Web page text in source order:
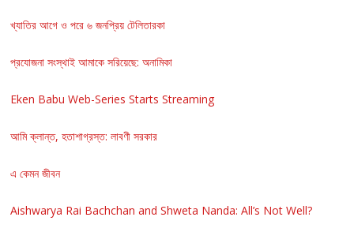
খ্যাতির আগে ও পরে ৬ জনপ্রিয় টেলিতারকা
প্রযোজনা সংস্থাই আমাকে সরিয়েছে: অনামিকা
Eken Babu Web-Series Starts Streaming
আমি ক্লান্ত, হতাশাগ্রস্ত: লাবণী সরকার
এ কেমন জীবন
Aishwarya Rai Bachchan and Shweta Nanda: All’s Not Well?